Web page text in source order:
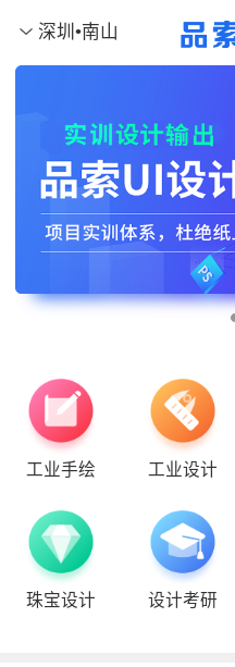
深圳•南山
工业手绘 工业设计
珠宝设计 设计考研